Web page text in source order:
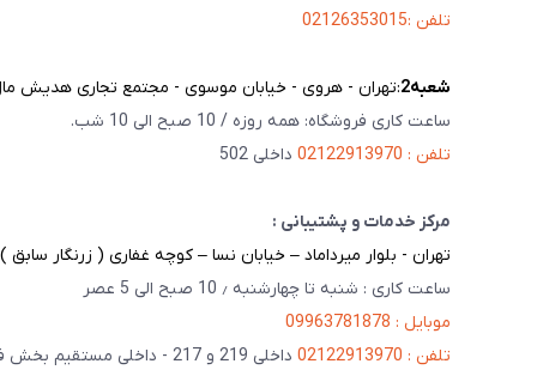
تلفن :02126353015
شعبه‌2 :تهران - هروی - خیابان موسوی - مجتمع تجاری هدیش مال
ساعت کاری فروشگاه: همه روزه / 10 صبح الی 10 شب.
تلفن : 02122913970
داخلی 502
مرکز خدمات و پشتیبانی :
تهران - بلوار میرداماد – خیابان نسا – کوچه غفاری ( زرنگار سابق ) – پلاک
ساعت کاری : شنبه تا چهارشنبه ٫ 10 صبح الی 5 عصر
موبایل : 09963781878
تلفن : 02122913970
داخلی 219 و 217 - داخلی مستقیم بخش فنی 201